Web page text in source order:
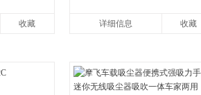
收藏 详细信息 收藏